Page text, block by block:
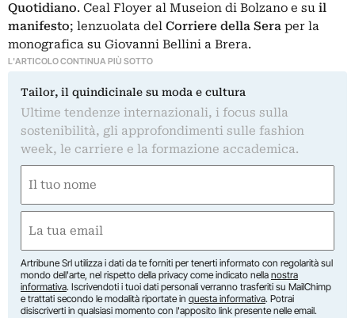
Quotidiano. Ceal Floyer al Museion di Bolzano e su il
manifesto; lenzuolata del Corriere della Sera per la
monografica su Giovanni Bellini a Brera.
L'ARTICOLO CONTINUA PIÙ SOTTO
Tailor, il quindicinale su moda e cultura
Ultime tendenze internazionali, i focus sulla
sostenibilità, gli approfondimenti sulle fashion
week, le carriere e la formazione accademica.
(Obbligatorio)
(Obbligatorio)
Artribune Srl utilizza i dati da te forniti per tenerti informato con regolarità sul
mondo dell'arte, nel rispetto della privacy come indicato nella nostra
informativa. Iscrivendoti i tuoi dati personali verranno trasferiti su MailChimp
e trattati secondo le modalità riportate in questa informativa. Potrai
disiscriverti in qualsiasi momento con l'apposito link presente nelle email.